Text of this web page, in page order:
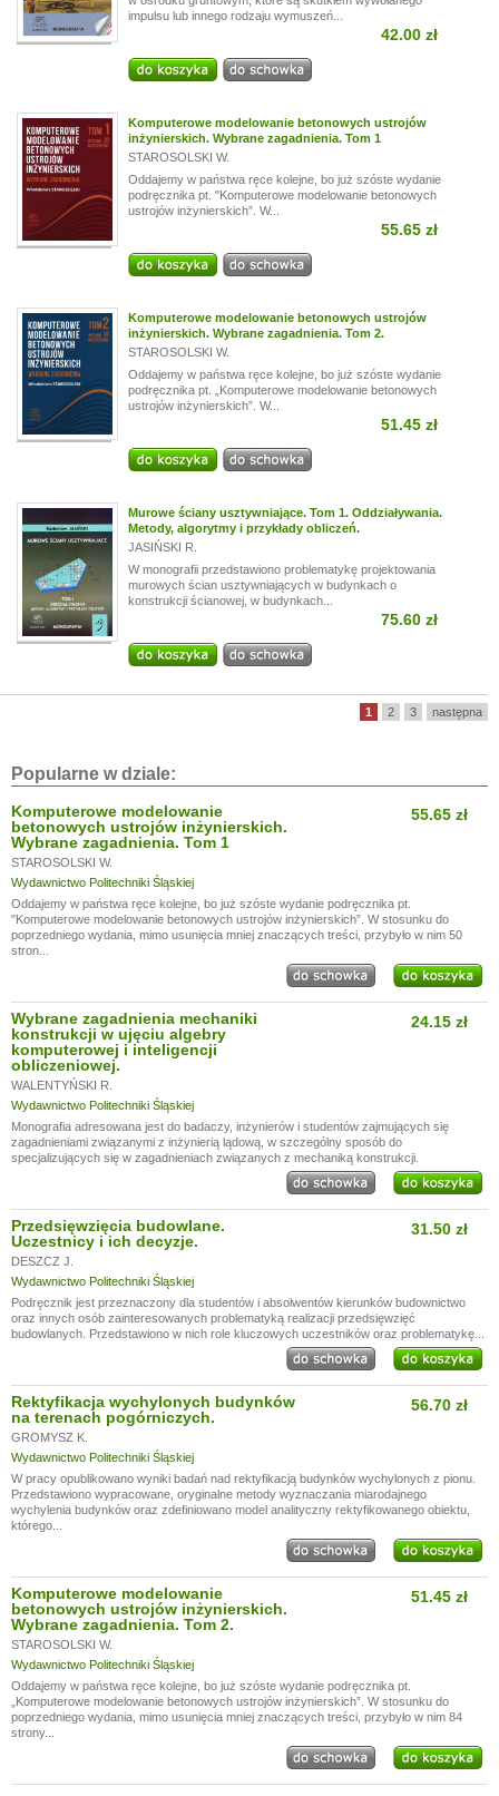
impulsu lub innego rodzaju wymuszeń...
42.00 zł
Komputerowe modelowanie betonowych ustrojów
inżynierskich. Wybrane zagadnienia. Tom 1
STAROSOLSKI W.
Oddajemy w państwa ręce kolejne, bo już szóste wydanie
podręcznika pt. "Komputerowe modelowanie betonowych
ustrojów inżynierskich”. W...
55.65 zł
Komputerowe modelowanie betonowych ustrojów
inżynierskich. Wybrane zagadnienia. Tom 2.
STAROSOLSKI W.
Oddajemy w państwa ręce kolejne, bo już szóste wydanie
podręcznika pt. „Komputerowe modelowanie betonowych
ustrojów inżynierskich”. W...
51.45 zł
Murowe ściany usztywniające. Tom 1. Oddziaływania.
Metody, algorytmy i przykłady obliczeń.
JASIŃSKI R.
W monografii przedstawiono problematykę projektowania
murowych ścian usztywniających w budynkach o
konstrukcji ścianowej, w budynkach...
75.60 zł
1 2 3 następna
Popularne w dziale:
Komputerowe modelowanie
betonowych ustrojów inżynierskich.
Wybrane zagadnienia. Tom 1
STAROSOLSKI W.
Wydawnictwo Politechniki Śląskiej
55.65 zł
Oddajemy w państwa ręce kolejne, bo już szóste wydanie podręcznika pt.
"Komputerowe modelowanie betonowych ustrojów inżynierskich”. W stosunku do
poprzedniego wydania, mimo usunięcia mniej znaczących treści, przybyło w nim 50
stron...
Wybrane zagadnienia mechaniki
konstrukcji w ujęciu algebry
komputerowej i inteligencji
obliczeniowej.
WALENTYŃSKI R.
Wydawnictwo Politechniki Śląskiej
24.15 zł
Monografia adresowana jest do badaczy, inżynierów i studentów zajmujących się
zagadnieniami związanymi z inżynierią lądową, w szczególny sposób do
specjalizujących się w zagadnieniach związanych z mechaniką konstrukcji.
Przedsięwzięcia budowlane.
Uczestnicy i ich decyzje.
DESZCZ J.
Wydawnictwo Politechniki Śląskiej
31.50 zł
Podręcznik jest przeznaczony dla studentów i absolwentów kierunków budownictwo
oraz innych osób zainteresowanych problematyką realizacji przedsięwzięć
budowlanych. Przedstawiono w nich role kluczowych uczestników oraz problematykę...
Rektyfikacja wychylonych budynków
na terenach pogórniczych.
GROMYSZ K.
Wydawnictwo Politechniki Śląskiej
56.70 zł
W pracy opublikowano wyniki badań nad rektyfikacją budynków wychylonych z pionu.
Przedstawiono wypracowane, oryginalne metody wyznaczania miarodajnego
wychylenia budynków oraz zdefiniowano model analityczny rektyfikowanego obiektu,
którego...
Komputerowe modelowanie
betonowych ustrojów inżynierskich.
Wybrane zagadnienia. Tom 2.
STAROSOLSKI W.
Wydawnictwo Politechniki Śląskiej
51.45 zł
Oddajemy w państwa ręce kolejne, bo już szóste wydanie podręcznika pt.
„Komputerowe modelowanie betonowych ustrojów inżynierskich”. W stosunku do
poprzedniego wydania, mimo usunięcia mniej znaczących treści, przybyło w nim 84
strony...